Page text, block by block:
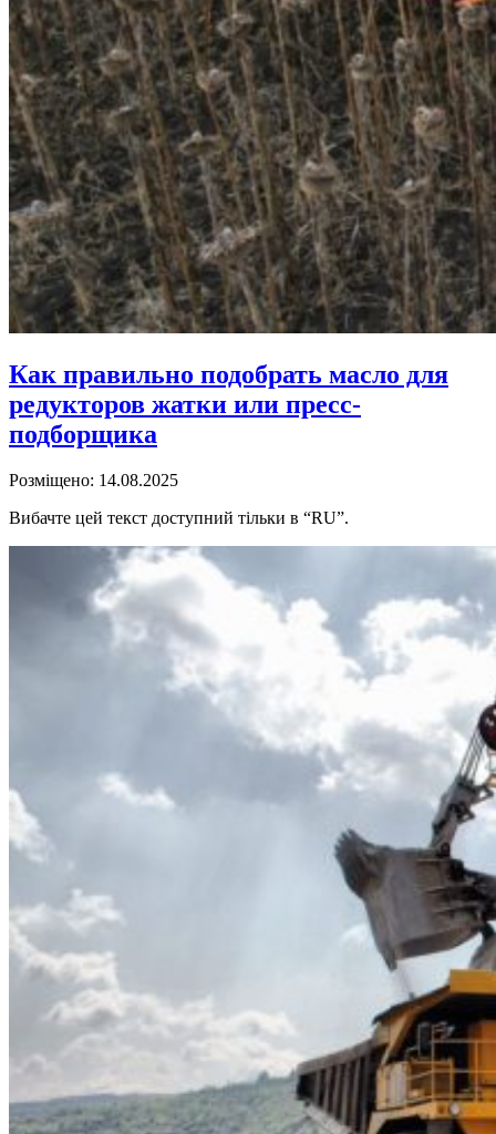
Как правильно подобрать масло для
редукторов жатки или пресс-
подборщика
Розміщено: 14.08.2025
Вибачте цей текст доступний тільки в “RU”.